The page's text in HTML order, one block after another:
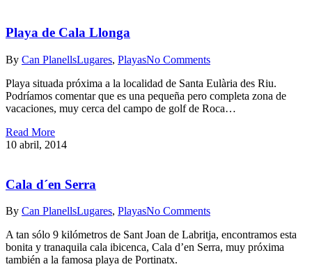
Playa de Cala Llonga
By Can PlanellsLugares, PlayasNo Comments
Playa situada próxima a la localidad de Santa Eulària des Riu.
Podríamos comentar que es una pequeña pero completa zona de
vacaciones, muy cerca del campo de golf de Roca…
Read More
10 abril, 2014
Cala d´en Serra
By Can PlanellsLugares, PlayasNo Comments
A tan sólo 9 kilómetros de Sant Joan de Labritja, encontramos esta
bonita y tranaquila cala ibicenca, Cala d’en Serra, muy próxima
también a la famosa playa de Portinatx.